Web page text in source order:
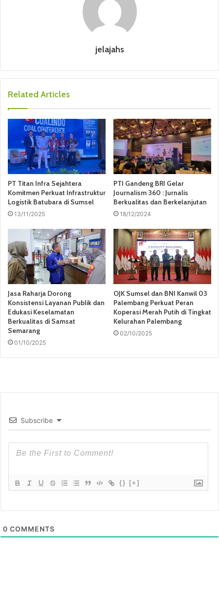
jelajahs
Related Articles
PT Titan Infra Sejahtera
Komitmen Perkuat Infrastruktur
Logistik Batubara di Sumsel
13/11/2025
PTI Gandeng BRI Gelar
Journalism 360 : Jurnalis
Berkualitas dan Berkelanjutan
18/12/2024
Jasa Raharja Dorong
Konsistensi Layanan Publik dan
Edukasi Keselamatan
Berkualitas di Samsat
Semarang
01/10/2025
OJK Sumsel dan BNI Kanwil 03
Palembang Perkuat Peran
Koperasi Merah Putih di Tingkat
Kelurahan Palembang
02/10/2025
Subscribe
{} [+]
0 COMMENTS